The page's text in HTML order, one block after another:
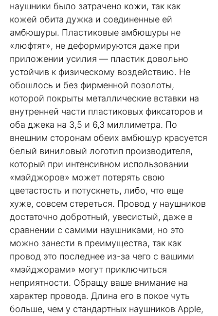
наушники было затрачено кожи, так как
кожей обита дужка и соединенные ей
амбюшуры. Пластиковые амбюшуры не
«люфтят», не деформируются даже при
приложении усилия — пластик довольно
устойчив к физическому воздействию. Не
обошлось и без фирменной позолоты,
которой покрыты металлические вставки на
внутренней части пластиковых фиксаторов и
оба джека на 3,5 и 6,3 миллиметра. По
внешним сторонам обеих амбюшур красуется
белый виниловый логотип производителя,
который при интенсивном использовании
«мэйджоров» может потерять свою
цветастость и потускнеть, либо, что еще
хуже, совсем стереться. Провод у наушников
достаточно добротный, увесистый, даже в
сравнении с самими наушниками, но это
можно занести в преимущества, так как
провод это последнее из-за чего с вашими
«мэйджорами» могут приключиться
неприятности. Обращу ваше внимание на
характер провода. Длина его в покое чуть
больше, чем у стандартных наушников Apple,